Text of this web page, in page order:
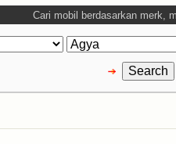
Cari mobil berdasarkan merk,